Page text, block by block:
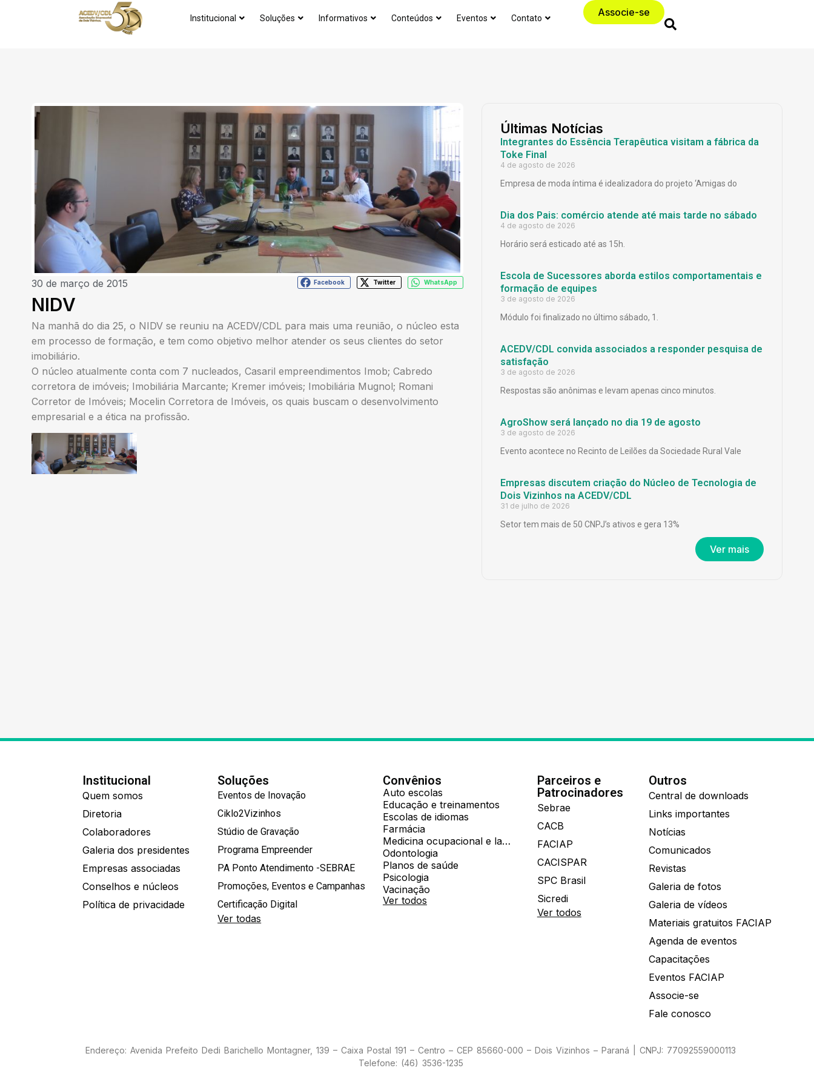
Institucional Soluções Informativos Conteúdos Eventos Contato Associe-se
30 de março de 2015 Facebook Twitter WhatsApp
NIDV
Na manhã do dia 25, o NIDV se reuniu na ACEDV/CDL para mais uma reunião, o núcleo esta
em processo de formação, e tem como objetivo melhor atender os seus clientes do setor
imobiliário.
O núcleo atualmente conta com 7 nucleados, Casaril empreendimentos Imob; Cabredo
corretora de imóveis; Imobiliária Marcante; Kremer imóveis; Imobiliária Mugnol; Romani
Corretor de Imóveis; Mocelin Corretora de Imóveis, os quais buscam o desenvolvimento
empresarial e a ética na profissão.
Últimas Notícias
Integrantes do Essência Terapêutica visitam a fábrica da
Toke Final
4 de agosto de 2026
Empresa de moda íntima é idealizadora do projeto ‘Amigas do
Dia dos Pais: comércio atende até mais tarde no sábado
4 de agosto de 2026
Horário será esticado até as 15h.
Escola de Sucessores aborda estilos comportamentais e
formação de equipes
3 de agosto de 2026
Módulo foi finalizado no último sábado, 1.
ACEDV/CDL convida associados a responder pesquisa de
satisfação
3 de agosto de 2026
Respostas são anônimas e levam apenas cinco minutos.
AgroShow será lançado no dia 19 de agosto
3 de agosto de 2026
Evento acontece no Recinto de Leilões da Sociedade Rural Vale
Empresas discutem criação do Núcleo de Tecnologia de
Dois Vizinhos na ACEDV/CDL
31 de julho de 2026
Setor tem mais de 50 CNPJ’s ativos e gera 13%
Ver mais
Institucional
Quem somos
Diretoria
Colaboradores
Galeria dos presidentes
Empresas associadas
Conselhos e núcleos
Política de privacidade
Soluções
Eventos de Inovação
Ciklo2Vizinhos
Stúdio de Gravação
Programa Empreender
PA Ponto Atendimento -SEBRAE
Promoções, Eventos e Campanhas
Certificação Digital
Ver todas
Convênios
Auto escolas
Educação e treinamentos
Escolas de idiomas
Farmácia
Medicina ocupacional e laboratorial
Odontologia
Planos de saúde
Psicologia
Vacinação
Ver todos
Parceiros e
Patrocinadores
Sebrae
CACB
FACIAP
CACISPAR
SPC Brasil
Sicredi
Ver todos
Outros
Central de downloads
Links importantes
Notícias
Comunicados
Revistas
Galeria de fotos
Galeria de vídeos
Materiais gratuitos FACIAP
Agenda de eventos
Capacitações
Eventos FACIAP
Associe-se
Fale conosco
Endereço: Avenida Prefeito Dedi Barichello Montagner, 139 – Caixa Postal 191 – Centro – CEP 85660-000 – Dois Vizinhos – Paraná | CNPJ: 77092559000113
Telefone: (46) 3536-1235